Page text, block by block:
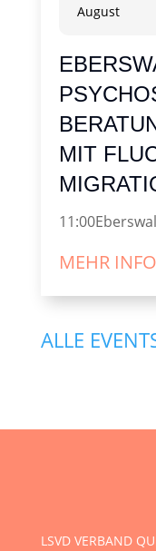
August
MIT
11:00
MEHR INFO
ALLE
LSVD VERBAND